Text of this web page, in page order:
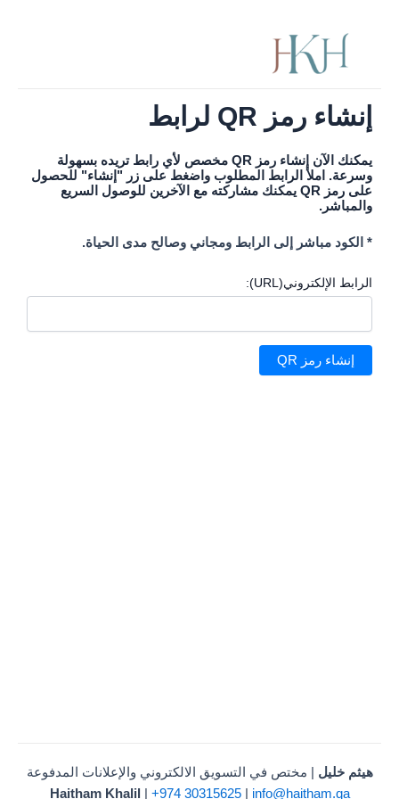
content
إنشاء رمز QR لرابط
يمكنك الآن إنشاء رمز QR مخصص لأي رابط تريده بسهولة
وسرعة. املأ الرابط المطلوب واضغط على زر "إنشاء" للحصول
على رمز QR يمكنك مشاركته مع الآخرين للوصول السريع
والمباشر.
* الكود مباشر إلى الرابط ومجاني وصالح مدى الحياة.
الرابط الإلكتروني(URL):
إنشاء رمز QR
هيثم خليل | مختص في التسويق الالكتروني والإعلانات المدفوعة
Haitham Khalil
+974 30315625| info@haitham.qa